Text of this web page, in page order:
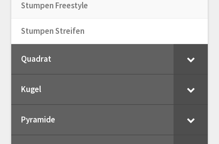
Stumpen Freestyle
Stumpen Streifen
Quadrat
Kugel
Pyramide